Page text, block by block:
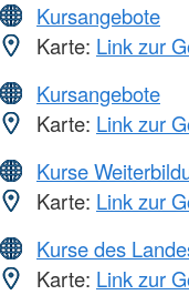
Kursangebote
Karte: Link zur
Kursangebote
Karte: Link zur
Kurse
Karte: Link zur
Kurse des
Karte: Link zur